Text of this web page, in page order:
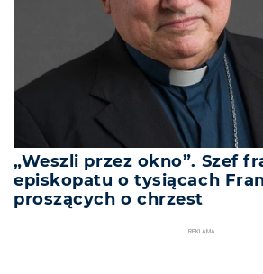
„Weszli przez okno”. Szef
episkopatu o tysiącach
proszących o chrzest
REKLAMA